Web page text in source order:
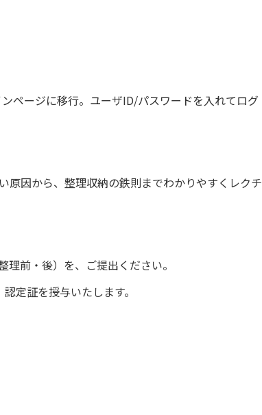
ページに移行。ユーザID/パスワードを入れてログ
原因から、整理収納の鉄則までわかりやすくレクチ
前・後）を、ご提出ください。
定証を授与いたします。